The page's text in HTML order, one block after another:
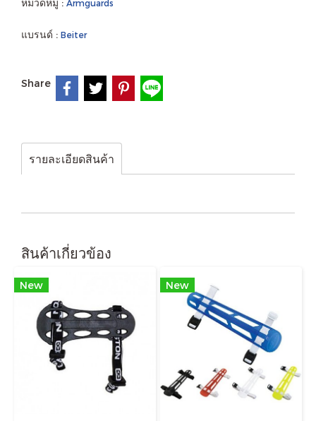
หมวดหมู่ : Armguards
แบรนด์ : Beiter
Share
รายละเอียดสินค้า
สินค้าเกี่ยวข้อง
New New